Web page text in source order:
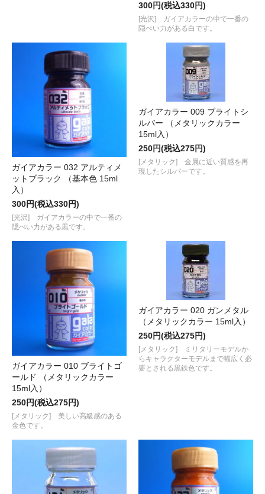
300円(税込330円)
[光沢] ガイアカラーの中で一番の
隠ぺい力がある白です。
ガイアカラー 032 アルティメ
ットブラック （基本色 15ml
入）
300円(税込330円)
[光沢] ガイアカラーの中で一番の
隠ぺい力がある黒です。
ガイアカラー 009 ブライトシ
ルバー （メタリックカラー
15ml入）
250円(税込275円)
[メタリック] 金属に近い質感を再
現したシルバーです。
ガイアカラー 010 ブライトゴ
ールド （メタリックカラー
15ml入）
250円(税込275円)
[メタリック] 美しい高級感のある
金色です。
ガイアカラー 020 ガンメタル
（メタリックカラー 15ml入）
250円(税込275円)
[メタリック] ミリタリーモデルか
らキャラクターモデルまで幅広く必
要とされる黒鉄色です。